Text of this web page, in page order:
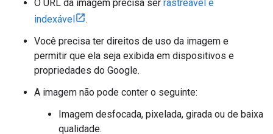
O URL da imagem precisa ser rastreável e
indexável
.
Você precisa ter direitos de uso da imagem e
permitir que ela seja exibida em dispositivos e
propriedades do Google.
A imagem não pode conter o seguinte:
Imagem desfocada, pixelada, girada ou de baixa
qualidade.